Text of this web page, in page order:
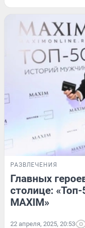
РАЗВЛЕЧЕНИЯ
Главных
столице:
MAXIM»
22 апреля, 2025, 20:53